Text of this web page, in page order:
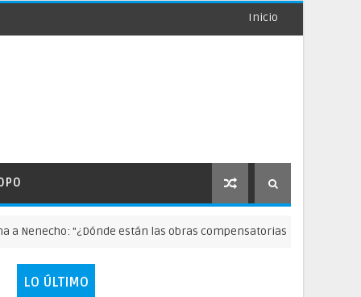
Inicio
"¿Dónde están las obras compensatorias al Botánico?”
LO ÚLTIMO